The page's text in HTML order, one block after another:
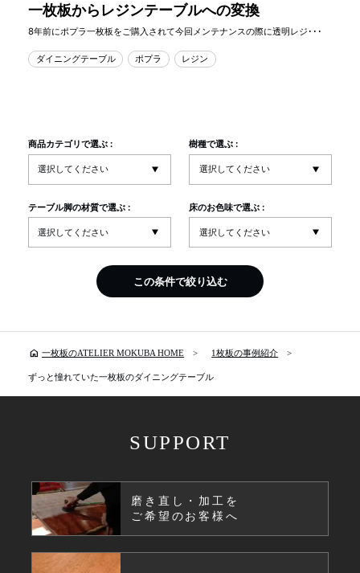
一枚板からレジンテーブルへの変換
8年前にポプラ一枚板をご購入されて今回メンテナンスの際に透明レジ･･･
ダイニングテーブル ポプラ レジン
商品カテゴリで選ぶ : 樹種で選ぶ :
テーブル脚の材質で選ぶ : 床のお色味で選ぶ :
この条件で絞り込む
home 一枚板のATELIER MOKUBA HOME 1枚板の事例紹介
ずっと憧れていた一枚板のダイニングテーブル
SUPPORT
磨き直し・加工を
ご希望のお客様へ